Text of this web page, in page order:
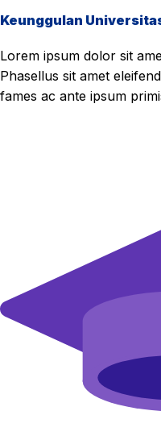
Keunggulan
Lorem ipsum dolor sit
Phasellus sit amet
fames ac ante ipsum